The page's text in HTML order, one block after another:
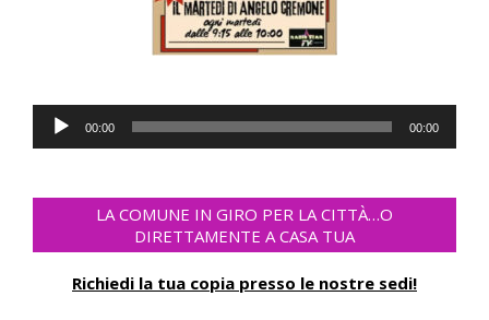
Audio
Player
00:00 00:00
LA COMUNE IN GIRO PER LA CITTÀ…O
DIRETTAMENTE A CASA TUA
Richiedi la tua copia presso le nostre sedi!